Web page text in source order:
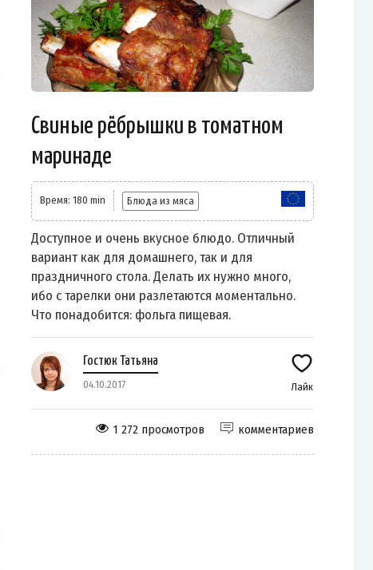
Свиные рёбрышки в томатном
маринаде
Время: 180 min Блюда из мяса
Доступное и очень вкусное блюдо. Отличный
вариант как для домашнего, так и для
праздничного стола. Делать их нужно много,
ибо с тарелки они разлетаются моментально.
Что понадобится: фольга пищевая.
Гостюк Татьяна
04.10.2017 Лайк
комментариев
1 272 просмотров